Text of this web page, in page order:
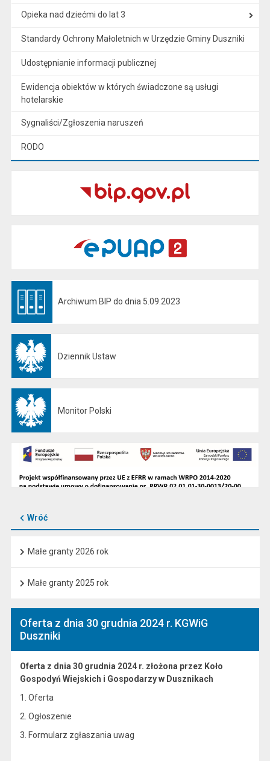
Opieka nad dziećmi do lat 3
Standardy Ochrony Małoletnich w Urzędzie Gminy Duszniki
Udostępnianie informacji publicznej
Ewidencja obiektów w których świadczone są usługi
hotelarskie
Sygnaliści/Zgłoszenia naruszeń
RODO
Archiwum BIP do dnia 5.09.2023
Dziennik Ustaw
Monitor Polski
Wróć
Małe granty 2026 rok
Małe granty 2025 rok
Oferta z dnia 30 grudnia 2024 r. KGWiG
Duszniki
Oferta z dnia 30 grudnia 2024 r. złożona przez Koło
Gospodyń Wiejskich i Gospodarzy w Dusznikach
1. Oferta
2. Ogłoszenie
3. Formularz zgłaszania uwag